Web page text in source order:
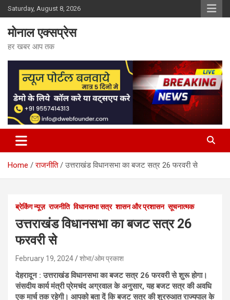
Skip
to
content
Saturday, August 8, 2026
मोनाल एक्सप्रेस
हर खबर आप तक
Home राजनीति उत्तराखंड विधानसभा का बजट सत्र 26 फरवरी से
ब्रेकिंग न्यूज़ राजनीति विधानसभा सत्र शासन और प्रशासन सूचनात्मक
उत्तराखंड विधानसभा का बजट सत्र 26
फरवरी से
February 19, 2024 शोभा/ओम प्रकाश
देहरादून : उत्तराखंड विधानसभा का बजट सत्र 26 फरवरी से शुरू होगा।
संसदीय कार्य मंत्री प्रेमचंद अग्रवाल के अनुसार, यह बजट सत्र की अवधि
एक मार्च तक रहेगी। आपको बता दें कि बजट सत्र की शुररुआत राज्यपाल के